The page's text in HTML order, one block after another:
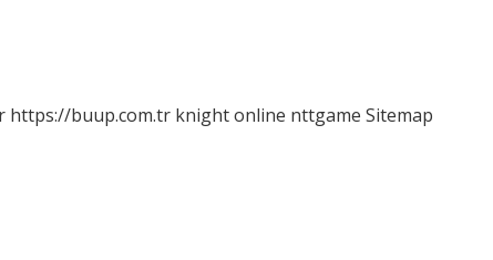
https://buup.com.tr knight online nttgame Sitemap